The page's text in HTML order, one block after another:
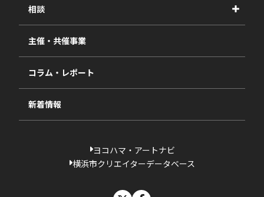
2025年度
2024年度
2023年度
過去の採択一覧
相談
視察・ヒアリング・研究
相談依頼フォーム
主催・共催事業
コラム・レポート
新着情報
ヨコハマ・アートナビ
横浜市クリエイターデータベース